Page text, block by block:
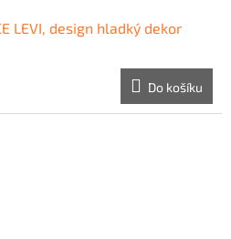
LEVI, design hladký dekor
Do košíku